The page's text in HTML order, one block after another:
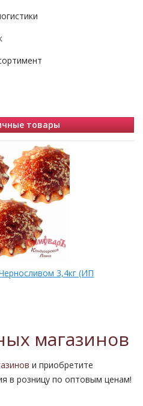
товары
3,4кг (ИП
магазинов
и приобретите
в розницу по оптовым ценам!